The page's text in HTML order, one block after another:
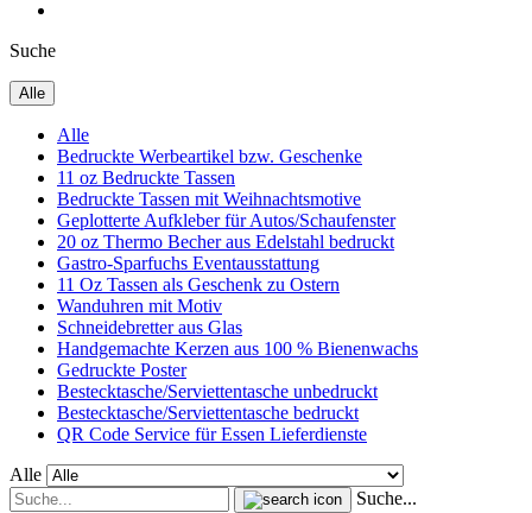
Suche
Alle
Alle
Bedruckte Werbeartikel bzw. Geschenke
11 oz Bedruckte Tassen
Bedruckte Tassen mit Weihnachtsmotive
Geplotterte Aufkleber für Autos/Schaufenster
20 oz Thermo Becher aus Edelstahl bedruckt
Gastro-Sparfuchs Eventausstattung
11 Oz Tassen als Geschenk zu Ostern
Wanduhren mit Motiv
Schneidebretter aus Glas
Handgemachte Kerzen aus 100 % Bienenwachs
Gedruckte Poster
Bestecktasche/Serviettentasche unbedruckt
Bestecktasche/Serviettentasche bedruckt
QR Code Service für Essen Lieferdienste
Alle
Suche...